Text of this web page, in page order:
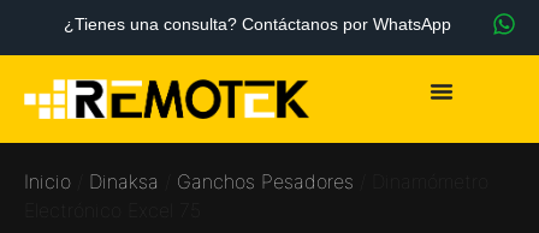
¿Tienes una consulta? Contáctanos por WhatsApp
Inicio Dinaksa Ganchos Pesadores